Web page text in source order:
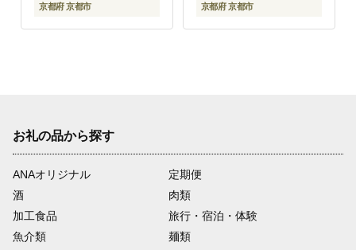
京都府 京都市 京都府 京都市
お礼の品から探す
ANAオリジナル
定期便
酒
肉類
加工食品
旅行・宿泊・体験
魚介類
麺類